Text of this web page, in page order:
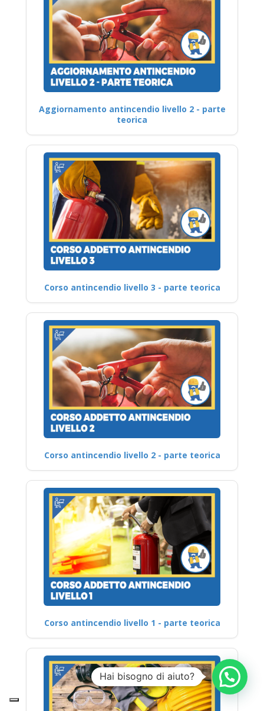
Aggiornamento antincendio livello 2 - parte
teorica
Corso antincendio livello 3 - parte teorica
Corso antincendio livello 2 - parte teorica
Corso antincendio livello 1 - parte teorica
Hai bisogno di aiuto?